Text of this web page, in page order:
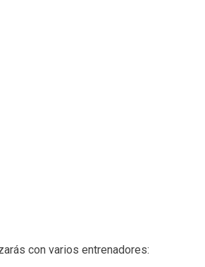
con varios entrenadores: